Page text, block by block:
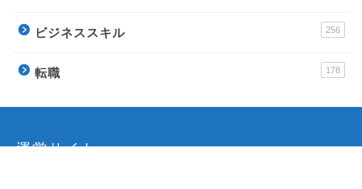
ビジネススキル 256
転職 178
運営サイト